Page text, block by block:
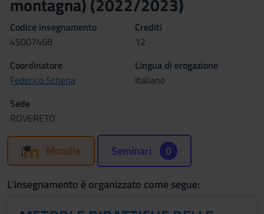
Codice insegnamento
4S007468
Crediti
12
Coordinatore
Federico Schena
Lingua di erogazione
Italiano
Sede
ROVERETO
Moodle Seminari 0
L'insegnamento è organizzato come segue: